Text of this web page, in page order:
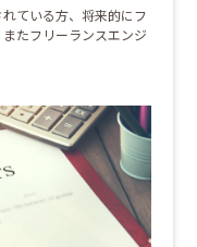
ている方、将来的にフ
たフリーランスエンジ